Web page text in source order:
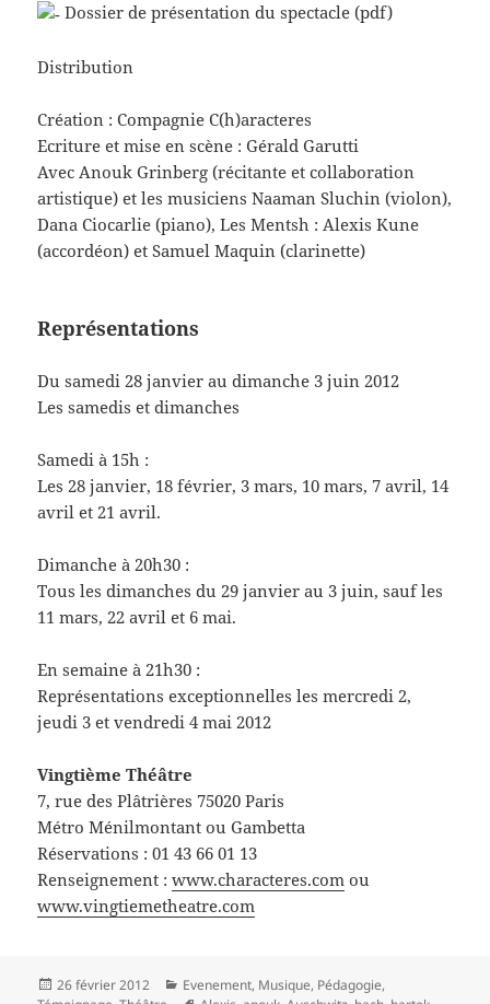
Dossier de présentation du spectacle (pdf)
Distribution
Création : Compagnie C(h)aracteres
Ecriture et mise en scène : Gérald Garutti
Avec Anouk Grinberg (récitante et collaboration
artistique) et les musiciens Naaman Sluchin (violon),
Dana Ciocarlie (piano), Les Mentsh : Alexis Kune
(accordéon) et Samuel Maquin (clarinette)
Représentations
Du samedi 28 janvier au dimanche 3 juin 2012
Les samedis et dimanches
Samedi à 15h :
Les 28 janvier, 18 février, 3 mars, 10 mars, 7 avril, 14
avril et 21 avril.
Dimanche à 20h30 :
Tous les dimanches du 29 janvier au 3 juin, sauf les
11 mars, 22 avril et 6 mai.
En semaine à 21h30 :
Représentations exceptionnelles les mercredi 2,
jeudi 3 et vendredi 4 mai 2012
Vingtième Théâtre
7, rue des Plâtrières 75020 Paris
Métro Ménilmontant ou Gambetta
Réservations : 01 43 66 01 13
Renseignement :www.characteres.com ou
www.vingtiemetheatre.com
Publié
26 février 2012 Catégories
Evenement, Musique, Pédagogie,